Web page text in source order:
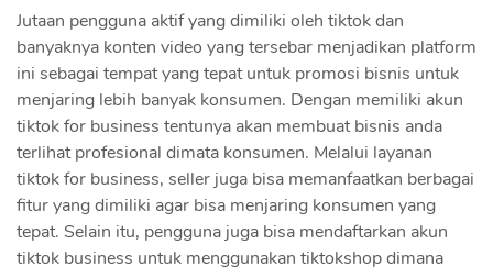
Jutaan pengguna aktif yang dimiliki oleh tiktok dan
banyaknya konten video yang tersebar menjadikan platform
ini sebagai tempat yang tepat untuk promosi bisnis untuk
menjaring lebih banyak konsumen. Dengan memiliki akun
tiktok for business tentunya akan membuat bisnis anda
terlihat profesional dimata konsumen. Melalui layanan
tiktok for business, seller juga bisa memanfaatkan berbagai
fitur yang dimiliki agar bisa menjaring konsumen yang
tepat. Selain itu, pengguna juga bisa mendaftarkan akun
tiktok business untuk menggunakan tiktokshop dimana